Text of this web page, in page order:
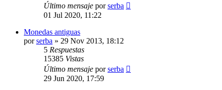
Último mensaje porserba
01 Jul 2020, 11:22
Monedas antiguas
porserba » 29 Nov 2013, 18:12
5 Respuestas
15385 Vistas
Último mensaje porserba
29 Jun 2020, 17:59